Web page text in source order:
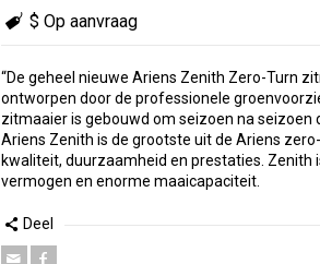
$ Op aanvraag
“De geheel nieuwe Ariens Zenith Zero-Turn
ontworpen door de professionele
zitmaaier is gebouwd om seizoen na seizoen
Ariens Zenith is de grootste uit de Ariens
kwaliteit, duurzaamheid en prestaties. Zenith
vermogen en enorme maaicapaciteit.
Deel